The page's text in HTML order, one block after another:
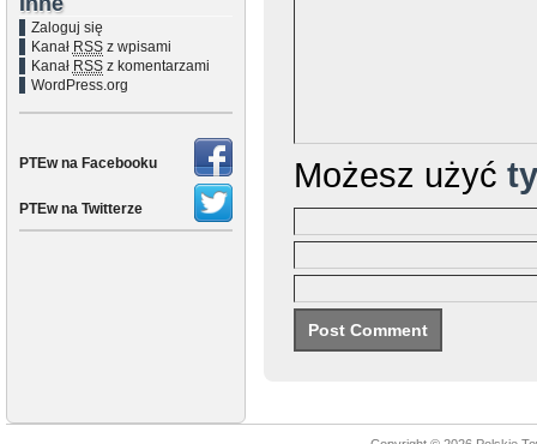
Zaloguj się
Kanał RSSz wpisami
Kanał RSSz komentarzami
WordPress.org
PTEw na Facebooku
PTEw na Twitterze
Możesz użyć